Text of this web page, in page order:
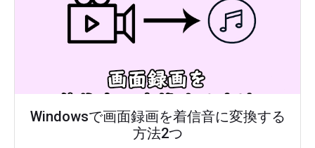
Windowsで画面録画を着信音に変換する
方法2つ